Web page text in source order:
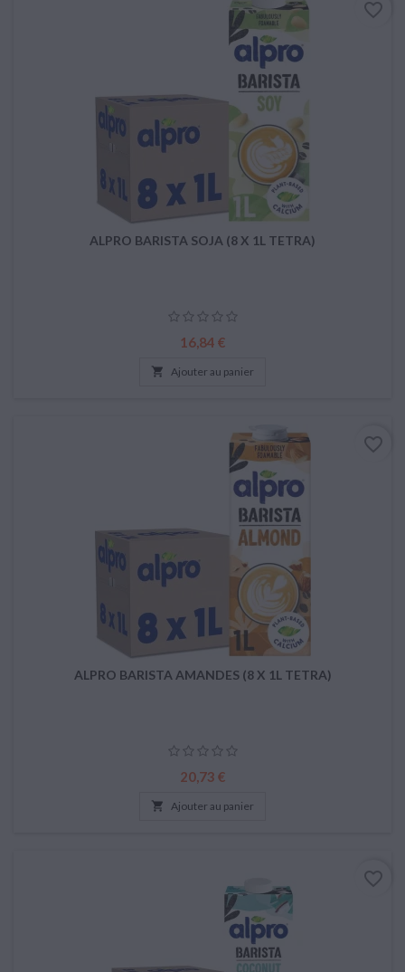
ALPRO BARISTA SOJA (8 X 1L TETRA)
Prix
16,84 €
 Ajouter au panier
favorite_border
ALPRO BARISTA AMANDES (8 X 1L TETRA)
Prix
20,73 €
 Ajouter au panier
favorite_border
favorite_border